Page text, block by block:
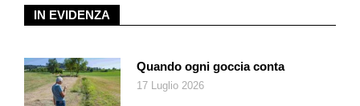
IN EVIDENZA
Quando ogni goccia conta
17 Luglio 2026